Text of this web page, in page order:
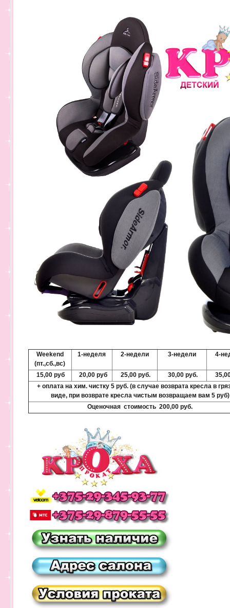
Weekend
(пт.,сб.,вс)
1-неделя 2-недели 3-недели 4-
15,00 руб 20,00 руб 25,00 руб. 30,00 руб.
+ оплата на хим. чистку 5 руб. (в случае возврата кресла в
виде, при возврате кресла чистым возвращаем вам 5 руб)
Оценочная стоимость 200,00 руб.